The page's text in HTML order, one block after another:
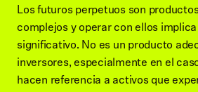
Los futuros perpetuos son
complejos y operar con ellos
significativo. No es un producto
inversores, especialmente en el
hacen referencia a activos que